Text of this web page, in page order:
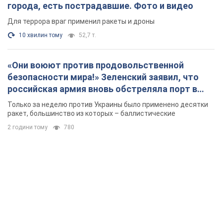
города, есть пострадавшие. Фото и видео
Для террора враг применил ракеты и дроны
10 хвилин тому 52,7 т.
«Они воюют против продовольственной
безопасности мира!» Зеленский заявил, что
российская армия вновь обстреляла порт в
Одессе
Только за неделю против Украины было применено десятки
ракет, большинство из которых – баллистические
2 години тому 780